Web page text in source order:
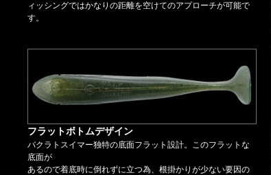
ィッシングではかなりの距離を空けてのアプローチが可能で
す。
フラットボトムデザイン
バクラトスイマー独特の底面フラット設計。このフラットな
底面が
あるので着底時に倒れずに立つ為、根掛かりが少ない要因の